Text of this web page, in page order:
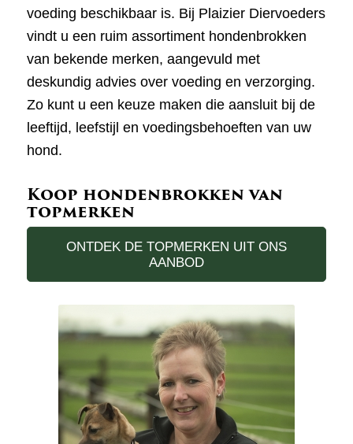
voeding beschikbaar is. Bij Plaizier Diervoeders
vindt u een ruim assortiment hondenbrokken
van bekende merken, aangevuld met
deskundig advies over voeding en verzorging.
Zo kunt u een keuze maken die aansluit bij de
leeftijd, leefstijl en voedingsbehoeften van uw
hond.
Koop hondenbrokken van
topmerken
ONTDEK DE TOPMERKEN UIT ONS
AANBOD